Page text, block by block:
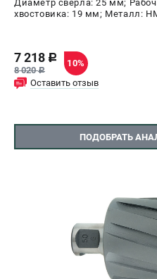
Диаметр сверла: 25 мм;
хвостовика: 19 мм; Металл:
7 218 c
8 020c
10%
Оставить отзыв
ПОДОБРАТЬ